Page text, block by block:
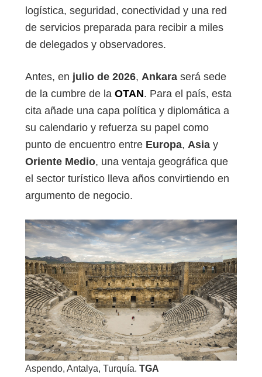
logística, seguridad, conectividad y una red
de servicios preparada para recibir a miles
de delegados y observadores.
Antes, en julio de 2026, Ankara será sede
de la cumbre de la OTAN. Para el país, esta
cita añade una capa política y diplomática a
su calendario y refuerza su papel como
punto de encuentro entre Europa, Asia y
Oriente Medio, una ventaja geográfica que
el sector turístico lleva años convirtiendo en
argumento de negocio.
Aspendo, Antalya, Turquía. TGA